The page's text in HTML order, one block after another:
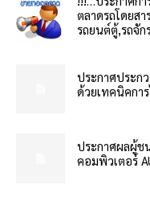
ตลาดรถโดยส
รถยนต์ตู้,รถจัก
ประกาศประก
ด้วยเทคนิคกา
ประกาศผลผู้ช
คอมพิวเตอร์